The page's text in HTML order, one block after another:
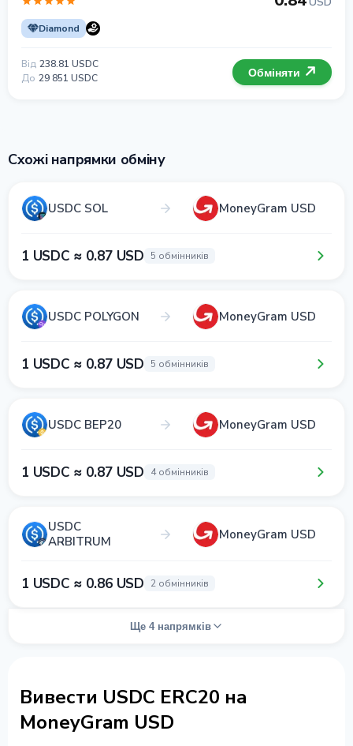
Diamond
Від 238.81 USDC
До 29 851 USDC Обміняти
Схожі напрямки обміну
USDC SOL MoneyGram USD
1 USDC ≈ 0.87 USD 5 обмінників
USDC POLYGON MoneyGram USD
1 USDC ≈ 0.87 USD 5 обмінників
USDC BEP20 MoneyGram USD
1 USDC ≈ 0.87 USD 4 обмінників
USDC
ARBITRUM
MoneyGram USD
1 USDC ≈ 0.86 USD 2 обмінників
Ще 4 напрямків
Вивести USDC ERC20 на
MoneyGram USD